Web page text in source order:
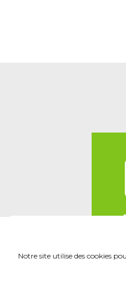
Notre site utilise des cookies